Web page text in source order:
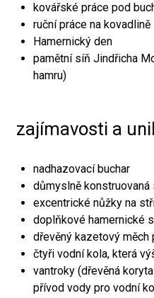
kovářské práce pod
ruční práce na kovadlině
Hamernický den
pamětní síň Jindřicha
hamru)
zajímavosti a
nadhazovací buchar
důmyslně konstruovaná
excentrické nůžky na
doplňkové hamernické
dřevěný kazetový měch
čtyři vodní kola, která
vantroky (dřevěná
přívod vody pro vodní